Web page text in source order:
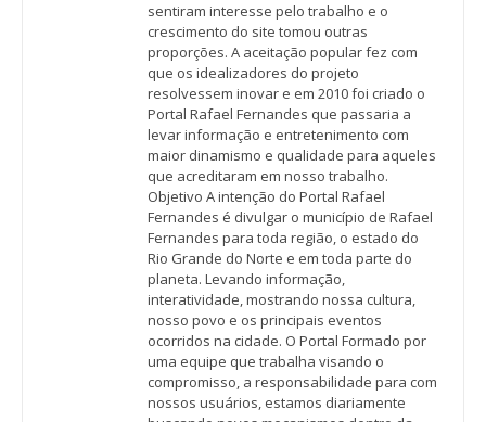
sentiram interesse pelo trabalho e o
crescimento do site tomou outras
proporções. A aceitação popular fez com
que os idealizadores do projeto
resolvessem inovar e em 2010 foi criado o
Portal Rafael Fernandes que passaria a
levar informação e entretenimento com
maior dinamismo e qualidade para aqueles
que acreditaram em nosso trabalho.
Objetivo A intenção do Portal Rafael
Fernandes é divulgar o município de Rafael
Fernandes para toda região, o estado do
Rio Grande do Norte e em toda parte do
planeta. Levando informação,
interatividade, mostrando nossa cultura,
nosso povo e os principais eventos
ocorridos na cidade. O Portal Formado por
uma equipe que trabalha visando o
compromisso, a responsabilidade para com
nossos usuários, estamos diariamente